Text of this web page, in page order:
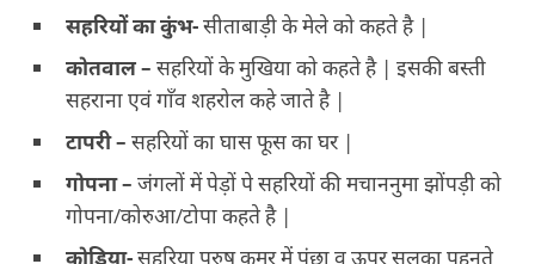
सहरियों का कुंभ-सीताबाड़ी के मेले को कहते है |
कोतवाल – सहरियों के मुखिया को कहते है | इसकी बस्ती
सहराना एवं गाँव शहरोल कहे जाते है |
टापरी – सहरियों का घास फूस का घर |
गोपना – जंगलों में पेड़ों पे सहरियों की मचाननुमा झोंपड़ी को
गोपना/कोरुआ/टोपा कहते है |
कोडिया-सहरिया पुरुष कमर में पंछा व ऊपर सलूका पहनते